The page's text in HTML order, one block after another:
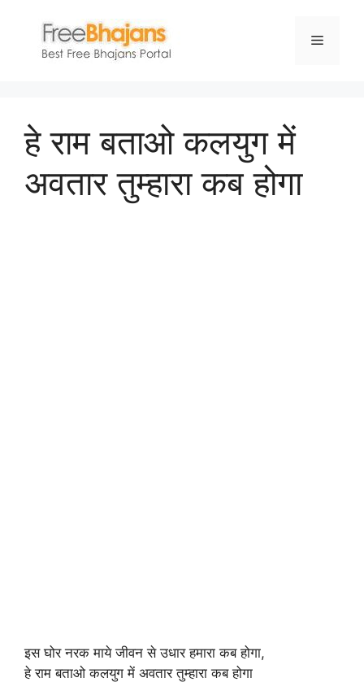
content
Menu
हे राम बताओ कलयुग में
अवतार तुम्हारा कब होगा
इस घोर नरक माये जीवन से उधार हमारा कब होगा,
हे राम बताओ कलयुग में अवतार तुम्हारा कब होगा